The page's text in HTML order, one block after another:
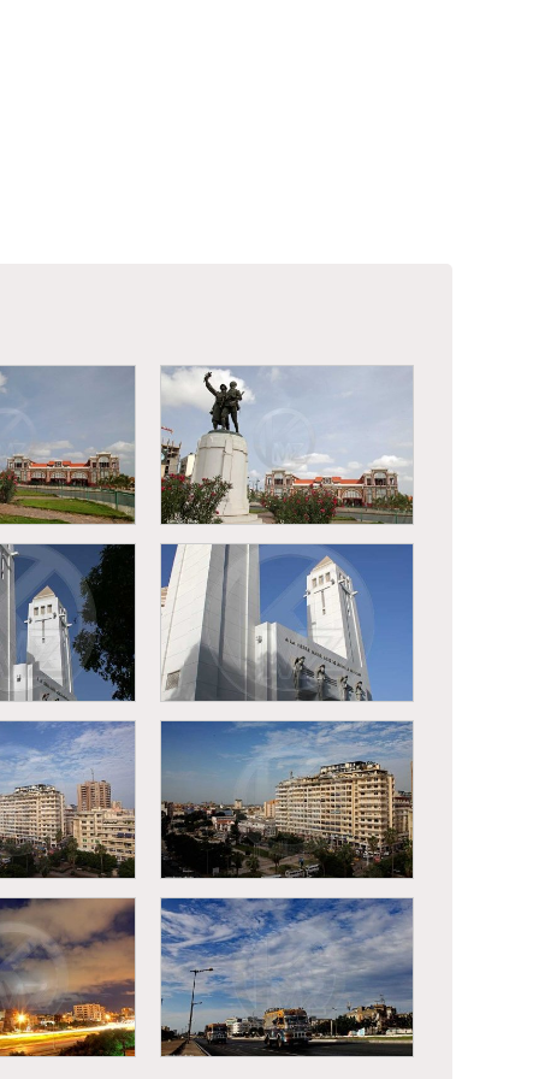
tirailleurs
la gare de
la place des tirailleurs
sénégalais et la gare de
Dakar
du
aficain
Dakar - Cathédrale du
souvenir aficain
place de
Dakar, La place de
l’indépendance